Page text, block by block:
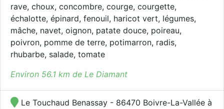
rave, choux, concombre, courge, courgette,
échalotte, épinard, fenouil, haricot vert, légumes,
mâche, navet, oignon, patate douce, poireau,
poivron, pomme de terre, potimarron, radis,
rhubarbe, salade, tomate
Environ 56.1 km de Le Diamant
Le Touchaud Benassay - 86470 Boivre-La-Vallée à